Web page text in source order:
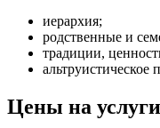
иерархия;
родственные и
традиции,
альтруистическое
Цены на услуги